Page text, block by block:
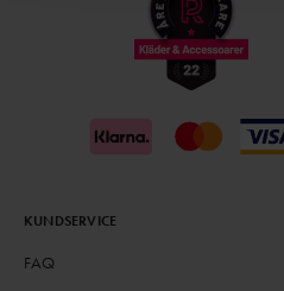
KUNDSERVICE
FAQ